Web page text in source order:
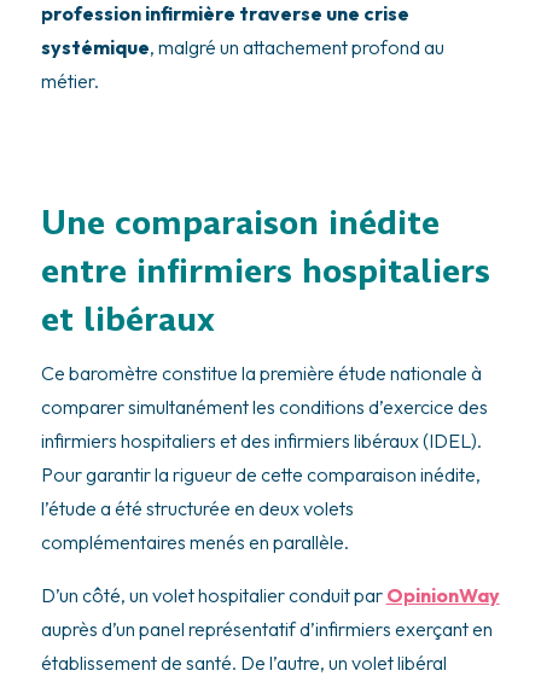
profession infirmière traverse une crise
systémique, malgré un attachement profond au
métier.
Une comparaison inédite
entre infirmiers hospitaliers
et libéraux
Ce baromètre constitue la première étude nationale à
comparer simultanément les conditions d’exercice des
infirmiers hospitaliers et des infirmiers libéraux (IDEL).
Pour garantir la rigueur de cette comparaison inédite,
l’étude a été structurée en deux volets
complémentaires menés en parallèle.
D’un côté, un volet hospitalier conduit par OpinionWay
auprès d’un panel représentatif d’infirmiers exerçant en
établissement de santé. De l’autre, un volet libéral